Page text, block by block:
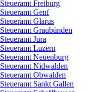
Steueramt Freiburg
Steueramt Genf
Steueramt Glarus
Steueramt Graubünden
Steueramt Jura
Steueramt Luzern
Steueramt Neuenburg
Steueramt Nidwalden
Steueramt Obwalden
Steueramt Sankt Gallen